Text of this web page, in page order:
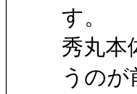
す。
秀丸本
うのが